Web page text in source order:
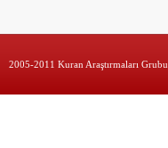
2005-2011 Kuran Araştırmaları Grubu